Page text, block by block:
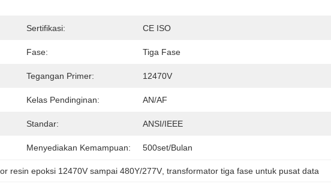
Sertifikasi: CE ISO
Fase: Tiga Fase
Tegangan Primer: 12470V
Kelas Pendinginan: AN/AF
Standar: ANSI/IEEE
Menyediakan Kemampuan: 500set/bulan
resin epoksi 12470V sampai 480Y/277V , transformator tiga fase untuk pusat data